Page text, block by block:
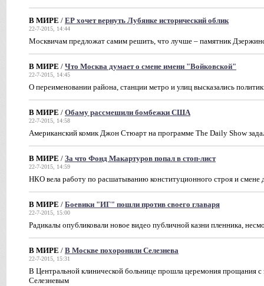
В МИРЕ / ЕР хочет вернуть Лубянке исторический облик
22-7-2015, 14:44
Москвичам предложат самим решить, что лучше – памятник
В МИРЕ / Что Москва думает о смене имени "Войковской"
22-7-2015, 14:45
О переименовании района, станции метро и улиц высказались
В МИРЕ / Обаму рассмешили бомбежки США
22-7-2015, 14:58
Американский комик Джон Стюарт на программе The Daily Show
В МИРЕ / За что Фонд Макартуров попал в стоп-лист
22-7-2015, 14:59
НКО вела работу по расшатыванию конституционного строя и смене
В МИРЕ / Боевики "ИГ" пошли против своего главаря
22-7-2015, 15:00
Радикалы опубликовали новое видео публичной казни пленника,
В МИРЕ / В Москве похоронили Селезнева
22-7-2015, 15:31
В Центральной клинической больнице прошла церемония прощания
Селезневым